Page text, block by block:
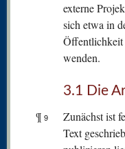
externe
sich etwa in
Öffentlichkeit
wenden.
3.1 Die
¶ 9
Zunächst ist
Text